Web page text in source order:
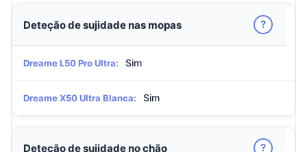
Deteção de sujidade nas mopas ?
Dreame L50 Pro Ultra: Sim
Dreame X50 Ultra Blanca: Sim
Deteção de sujidade no chão ?